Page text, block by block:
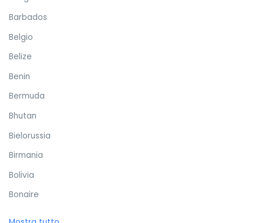
Barbados
Belgio
Belize
Benin
Bermuda
Bhutan
Bielorussia
Birmania
Bolivia
Bonaire